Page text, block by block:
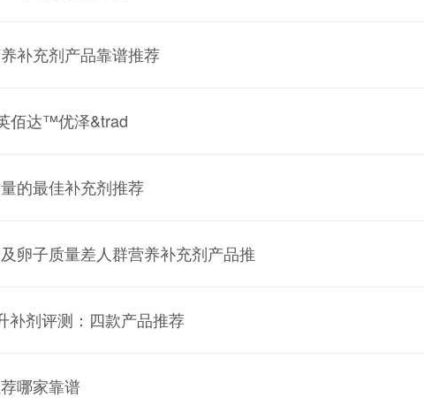
补充剂产品靠谱推荐
佰达™优泽&trad
的最佳补充剂推荐
卵子质量差人群营养补充剂产品推
补剂评测：四款产品推荐
哪家靠谱